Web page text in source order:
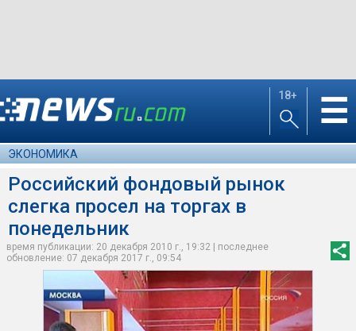
18+ ☰
ЭКОНОМИКА
Российский фондовый рынок
слегка просел на торгах в
понедельник
время публикации: 20 декабря 2010 г., 19:32 | последнее
обновление: 07 декабря 2017 г., 09:54